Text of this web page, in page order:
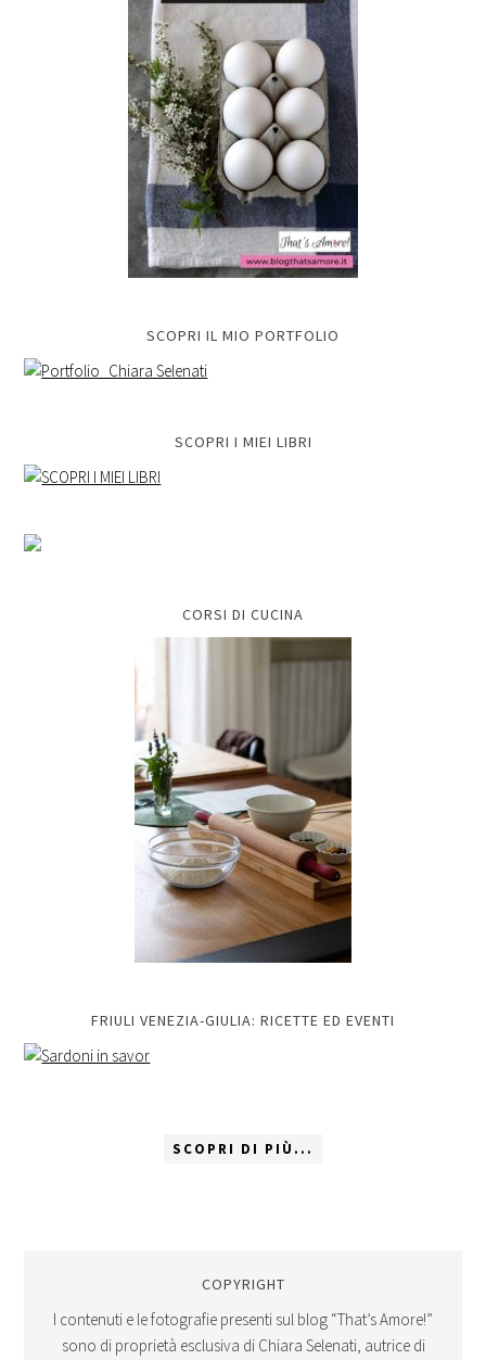
SCOPRI IL MIO PORTFOLIO
SCOPRI I MIEI LIBRI
CORSI DI CUCINA
FRIULI VENEZIA-GIULIA: RICETTE ED EVENTI
SCOPRI DI PIÙ...
COPYRIGHT
I contenuti e le fotografie presenti sul blog “That’s Amore!”
sono di proprietà esclusiva di Chiara Selenati, autrice di